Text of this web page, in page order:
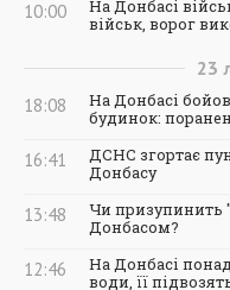
10:00
На Донбасі
військ, ворог
23
18:08
На Донбасі
будинок:
16:41
ДСНС згортає
Донбасу
13:48
Чи призупинить
Донбасом?
12:46
На Донбасі
води, її